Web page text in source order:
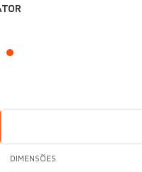
DIMENSÕES